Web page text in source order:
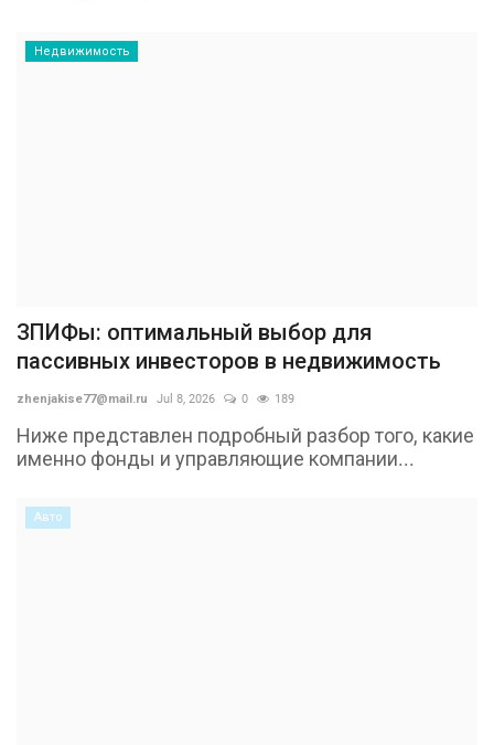
Недвижимость
ЗПИФы: оптимальный выбор для
пассивных инвесторов в недвижимость
zhenjakise77@mail.ru Jul 8, 2026 0 189
Ниже представлен подробный разбор того, какие
именно фонды и управляющие компании...
Авто